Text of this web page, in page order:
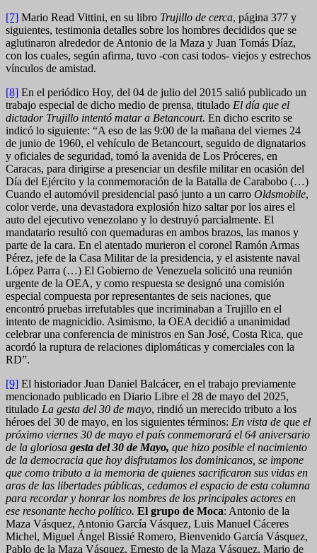
[7] Mario Read Vittini, en su libro Trujillo de cerca, página 377 y
siguientes, testimonia detalles sobre los hombres decididos que se
aglutinaron alrededor de Antonio de la Maza y Juan Tomás Díaz,
con los cuales, según afirma, tuvo -con casi todos- viejos y estrechos
vínculos de amistad.
[8] En el periódico Hoy, del 04 de julio del 2015 salió publicado un
trabajo especial de dicho medio de prensa, titulado El día que el
dictador Trujillo intentó matar a Betancourt. En dicho escrito se
indicó lo siguiente: “A eso de las 9:00 de la mañana del viernes 24
de junio de 1960, el vehículo de Betancourt, seguido de dignatarios
y oficiales de seguridad, tomó la avenida de Los Próceres, en
Caracas, para dirigirse a presenciar un desfile militar en ocasión del
Día del Ejército y la conmemoración de la Batalla de Carabobo (…)
Cuando el automóvil presidencial pasó junto a un carro Oldsmobile,
color verde, una devastadora explosión hizo saltar por los aires el
auto del ejecutivo venezolano y lo destruyó parcialmente. El
mandatario resultó con quemaduras en ambos brazos, las manos y
parte de la cara. En el atentado murieron el coronel Ramón Armas
Pérez, jefe de la Casa Militar de la presidencia, y el asistente naval
López Parra (…) El Gobierno de Venezuela solicitó una reunión
urgente de la OEA, y como respuesta se designó una comisión
especial compuesta por representantes de seis naciones, que
encontró pruebas irrefutables que incriminaban a Trujillo en el
intento de magnicidio. Asimismo, la OEA decidió a unanimidad
celebrar una conferencia de ministros en San José, Costa Rica, que
acordó la ruptura de relaciones diplomáticas y comerciales con la
RD”.
[9] El historiador Juan Daniel Balcácer, en el trabajo previamente
mencionado publicado en Diario Libre el 28 de mayo del 2025,
titulado La gesta del 30 de mayo, rindió un merecido tributo a los
héroes del 30 de mayo, en los siguientes términos: En vista de que el
próximo viernes 30 de mayo el país conmemorará el 64 aniversario
de la gloriosa gesta del 30 de Mayo, que hizo posible el nacimiento
de la democracia que hoy disfrutamos los dominicanos, se impone
que como tributo a la memoria de quienes sacrificaron sus vidas en
aras de las libertades públicas, cedamos el espacio de esta columna
para recordar y honrar los nombres de los principales actores en
ese resonante hecho político. El grupo de Moca: Antonio de la
Maza Vásquez, Antonio García Vásquez, Luis Manuel Cáceres
Michel, Miguel Ángel Bissié Romero, Bienvenido García Vásquez,
Pablo de la Maza Vásquez, Ernesto de la Maza Vásquez, Mario de